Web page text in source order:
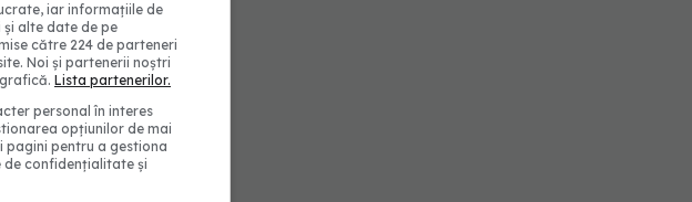
în cozonaci, în
măcar pentru o
să știe că îi
loc care îi poartă
iar informațiile de
alte date de pe
către 224 de parteneri
Noi și partenerii noștri
Lista partenerilor.
personal în interes
opțiunilor de mai
pagini pentru a gestiona
de confidențialitate și